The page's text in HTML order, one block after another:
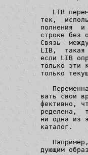
LIB
тек,
полнения  и
строке без
Связь
LIB,  такая
если LIB
только эти
только
вать свои
фективно,
ределена,
ни одна из
каталог.
дующим